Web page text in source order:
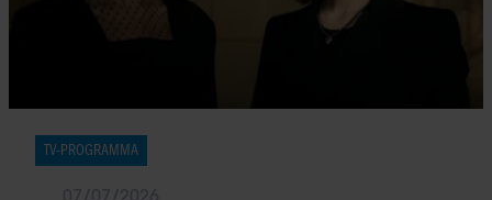
TV-PROGRAMMA